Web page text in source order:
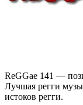
ReGGae 141 —
Лучшая регги
истоков регги.